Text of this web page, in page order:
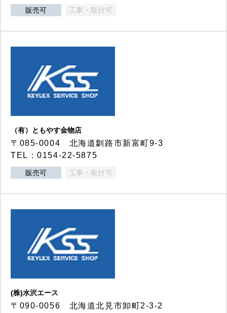
販売可 工事・取付可
（有）ともやす金物店
〒085-0004 北海道釧路市新富町9-3
TEL：0154-22-5875
販売可 工事・取付可
(株)水沢エース
〒090-0056 北海道北見市卸町2-3-2